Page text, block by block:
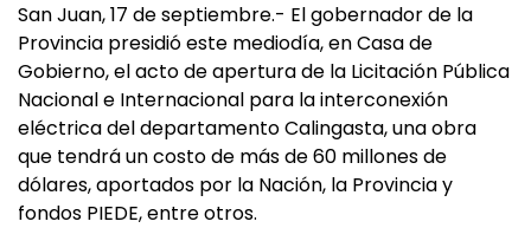
San Juan, 17 de septiembre.- El gobernador de la
Provincia presidió este mediodía, en Casa de
Gobierno, el acto de apertura de la Licitación Pública
Nacional e Internacional para la interconexión
eléctrica del departamento Calingasta, una obra
que tendrá un costo de más de 60 millones de
dólares, aportados por la Nación, la Provincia y
fondos PIEDE, entre otros.